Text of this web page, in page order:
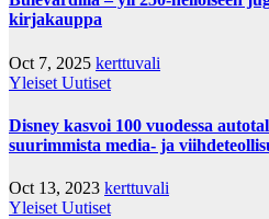
kirjakauppa
Oct 7, 2025 kerttuvali
Yleiset Uutiset
Disney kasvoi 100 vuodessa
suurimmista media- ja
Oct 13, 2023 kerttuvali
Yleiset Uutiset